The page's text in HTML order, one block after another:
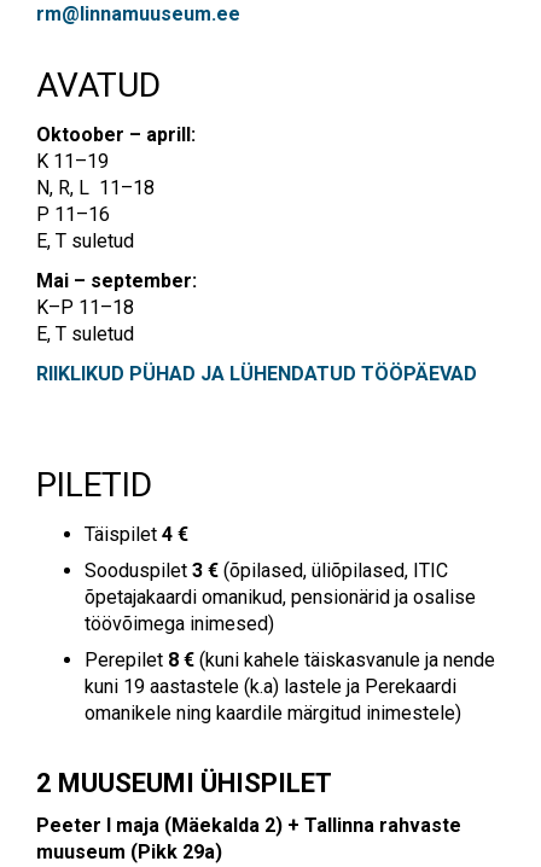
rm@linnamuuseum.ee
AVATUD
Oktoober – aprill:
K 11–19
N, R, L 11–18
P 11–16
E, T suletud
Mai – september:
K–P 11–18
E, T suletud
RIIKLIKUD PÜHAD JA LÜHENDATUD TÖÖPÄEVAD
PILETID
Täispilet 4 €
Sooduspilet 3 € (õpilased, üliõpilased, ITIC
õpetajakaardi omanikud, pensionärid ja osalise
töövõimega inimesed)
Perepilet 8 € (kuni kahele täiskasvanule ja nende
kuni 19 aastastele (k.a) lastele ja Perekaardi
omanikele ning kaardile märgitud inimestele)
2 MUUSEUMI ÜHISPILET
Peeter I maja (Mäekalda 2) + Tallinna rahvaste
muuseum (Pikk 29a)